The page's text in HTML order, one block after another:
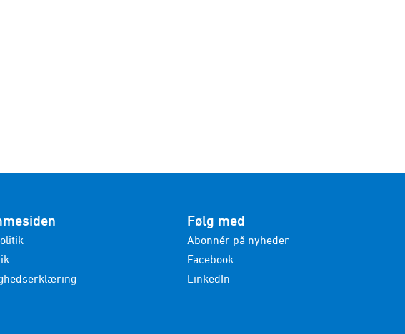
Følg med
Abonnér på nyheder
Facebook
LinkedIn